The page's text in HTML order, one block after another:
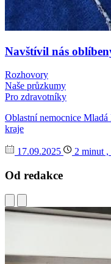
Navštívil nás
Rozhovory
Naše průzkumy
Pro zdravotníky
Oblastní nemocnice Mladá
kraje
17.09.2025 2 minut
Od redakce